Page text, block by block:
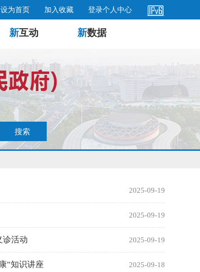
设为首页 加入收藏 登录个人中心
新互动 新数据
2025-09-19
2025-09-19
诊活动 2025-09-19
”知识讲座 2025-09-18